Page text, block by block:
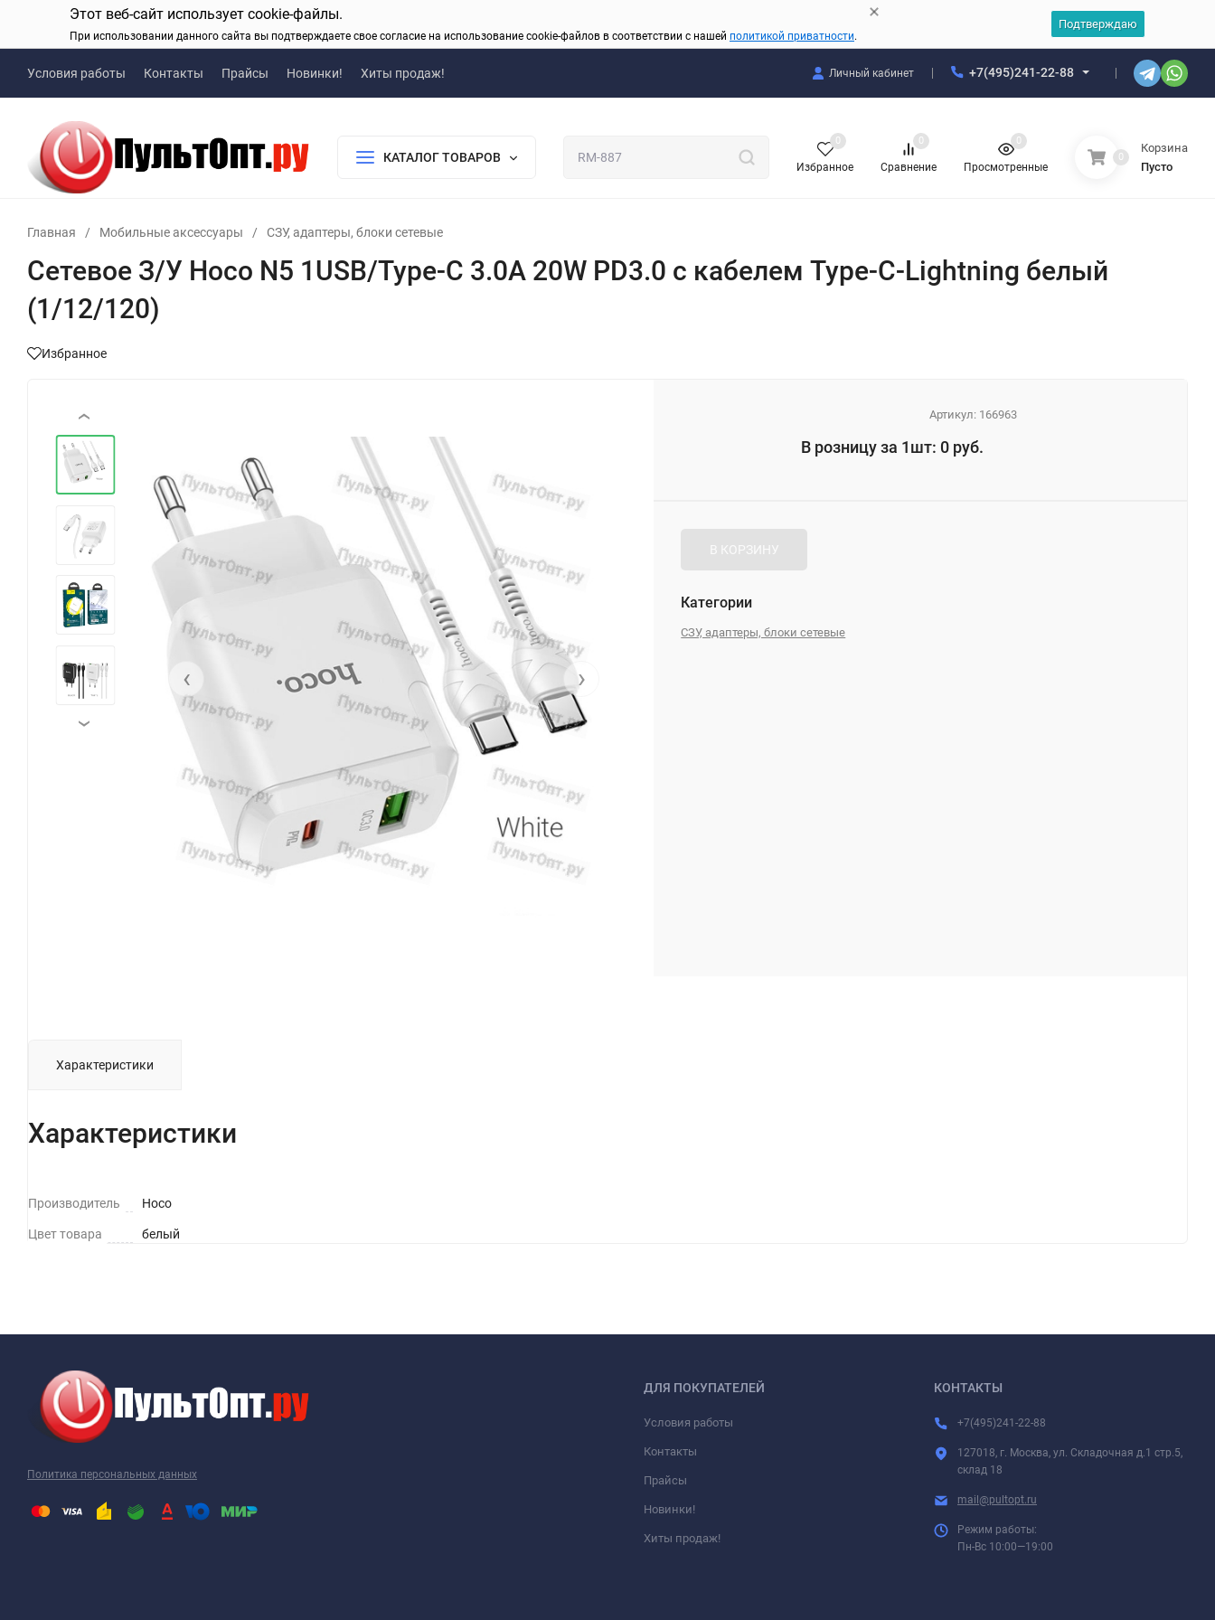
Этот веб-сайт использует cookie-файлы.
При использовании данного сайта вы подтверждаете свое согласие на использование cookie-файлов в соответствии с нашей политикой приватности.
Подтверждаю
Условия работы Контакты Прайсы Новинки! Хиты продаж! Личный кабинет +7(495)241-22-88
КАТАЛОГ ТОВАРОВ
Избранное
0
Сравнение
0
Просмотренные
0
0
Корзина
Пусто
Главная / Мобильные аксессуары / СЗУ, адаптеры, блоки сетевые
Сетевое З/У Hoco N5 1USB/Type-C 3.0A 20W PD3.0 с кабелем Type-C-Lightning белый
(1/12/120)
Избранное
‹ ›
‹
›
Артикул: 166963
В розницу за 1шт: 0 руб.
В КОРЗИНУ
Категории
СЗУ, адаптеры, блоки сетевые
Характеристики
Характеристики
Производитель Hoco
Цвет товара белый
Политика персональных данных
ДЛЯ ПОКУПАТЕЛЕЙ
Условия работы
Контакты
Прайсы
Новинки!
Хиты продаж!
КОНТАКТЫ
+7(495)241-22-88
127018, г. Москва, ул. Складочная д.1 стр.5,
склад 18
mail@pultopt.ru
Режим работы:
Пн-Вс 10:00—19:00